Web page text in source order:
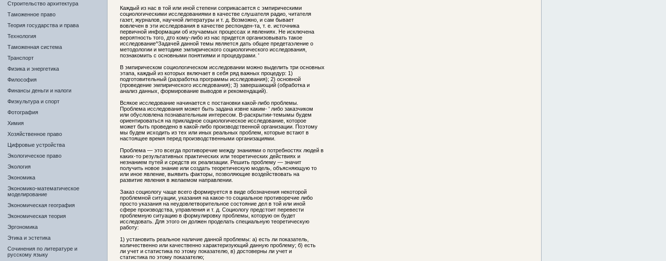
Строительство архитектура
Таможенное право
Теория государства и права
Технология
Таможенная система
Транспорт
Физика и энергетика
Философия
Финансы деньги и налоги
Физкультура и спорт
Фотография
Химия
Хозяйственное право
Цифровые устройства
Экологическое право
Экология
Экономика
Экономико-математическое
моделирование
Экономическая география
Экономическая теория
Эргономика
Этика и эстетика
Сочинения по литературе и
русскому языку
Каждый из нас в той или иной степени соприкасается с эмпирическими
социологическими исследованиями в качестве слушателя радио, читателя
газет, журналов, научной литературы и т. д. Возможно, и сам бывает
вовлечен в эти исследования в качестве респонден-та, т. е. источника
первичной информации об изучаемых процессах и явлениях. Не исключена
вероятность того, дто кому-либо из нас придется организовывать такое
исследование^Задачей данной темы является дать общее предетаэление о
методологии и методике эмпирического социологического исследования,
познакомить с основными понятиями и процедурами. '
В эмпирическом социологическом исследовании можно выделить три основных
этапа, каждый из которых включает в себя ряд важных процедур: 1)
подготовительный (разработка программы исследования); 2) основной
(проведение эмпирического исследования); 3) завершающий (обработка и
анализ данных, формирование выводов и рекомендаций).
Всякое исследование начинается с постановки какой-либо проблемы.
Проблема исследования может быть задана извне каким- ' либо заказчиком
или обусловлена познавательным интересом. В-раскрытии-темымы будем
ориентироваться на прикладное социологическое исследование, которое
может быть проведено в какой-либо производственной организации. Поэтому
мы будем исходить из тех или иных реальных проблем, которые встают в
настоящее время перед производственными организациями.
Проблема — это всегда противоречие между знаниями о потребностях людей в
каких-то результативных практических или теоретических действиях и
незнанием путей и средств их реализации. Решить проблему — значит
получить новое знание или создать теоретическую модель, объясняющую то
или иное явление, выявить факторы, позволяющие воздействовать на
развитие явления в желаемом направлении.
Заказ социологу чаще всего формируется в виде обозначения некоторой
проблемной ситуации, указания на какое-то социальное противоречие либо
просто указания на неудовлетворительное состояние дел в той или иной
сфере производства, управления и т. д. Социологу предстоит перевести
проблемную ситуацию в формулировку проблемы, которую он будет
исследовать. Для этого он должен проделать специальную теоретическую
работу:
1) установить реальное наличие данной проблемы: а) есть ли показатель,
количественно или качественно характеризующий данную проблему; б) есть
ли учет и статистика по этому показателю, в) достоверны ли учет и
статистика по этому показателю;